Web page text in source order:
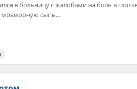
в больницу с жалобами на боль в
мраморную сыпь…